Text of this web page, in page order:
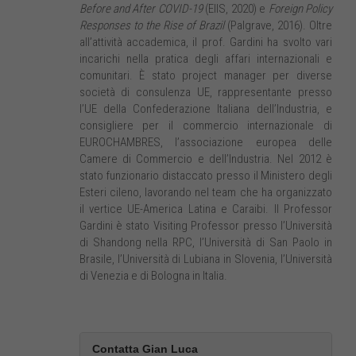
Before and After COVID-19(EIIS, 2020) e Foreign Policy
Responses to the Rise of Brazil(Palgrave, 2016). Oltre
all’attività accademica, il prof. Gardini ha svolto vari
incarichi nella pratica degli affari internazionali e
comunitari. È stato project manager per diverse
società di consulenza UE, rappresentante presso
l’UE della Confederazione Italiana dell’Industria, e
consigliere per il commercio internazionale di
EUROCHAMBRES, l’associazione europea delle
Camere di Commercio e dell’Industria. Nel 2012 è
stato funzionario distaccato presso il Ministero degli
Esteri cileno, lavorando nel team che ha organizzato
il vertice UE-America Latina e Caraibi. Il Professor
Gardini è stato Visiting Professor presso l’Università
di Shandong nella RPC, l’Università di San Paolo in
Brasile, l’Università di Lubiana in Slovenia, l’Università
di Venezia e di Bologna in Italia.
Contatta Gian Luca